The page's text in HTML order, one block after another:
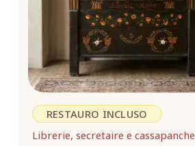
RESTAURO INCLUSO
Librerie, secretaire e cassapanche